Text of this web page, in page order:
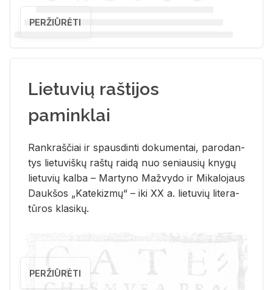
PERŽIŪRĖTI
Lietuvių raštijos
paminklai
Rank­raš­čiai ir spaus­din­ti do­ku­men­tai, pa­ro­dan­
tys lie­tu­viš­kų raš­tų rai­dą nuo se­niau­sių kny­gų
lie­tu­vių kal­ba – Mar­ty­no Ma­žvy­do ir Mi­ka­lo­jaus
Dauk­šos „Ka­te­kiz­mų“ – iki XX a. lie­tu­vių li­te­ra­
tū­ros kla­si­kų.
PERŽIŪRĖTI